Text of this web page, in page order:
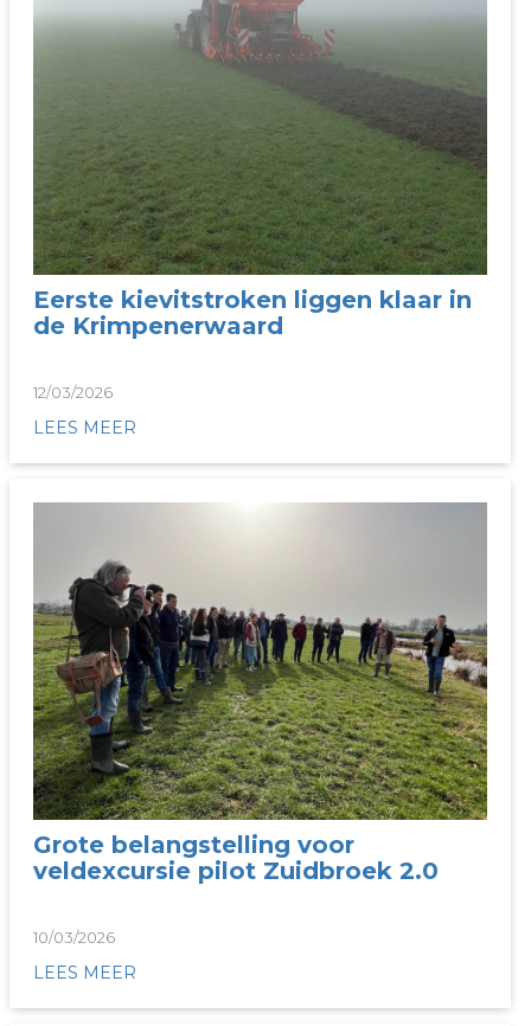
Eerste kievitstroken liggen klaar in
de Krimpenerwaard
12/03/2026
LEES MEER
Grote belangstelling voor
veldexcursie pilot Zuidbroek 2.0
10/03/2026
LEES MEER